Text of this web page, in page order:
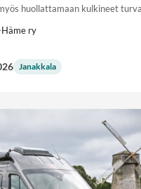
huollattamaan kulkineet
Häme ry
Janakkala